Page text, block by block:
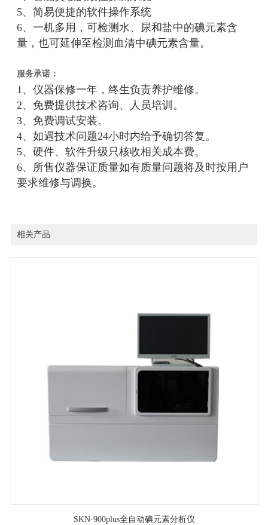
5、简易便捷的软件操作系统
6、一机多用，可检测水、尿和盐中的碘元素含
量，也可延伸至检测血清中碘元素含量。
服务承诺：
1、仪器保修一年，终生负责养护维修。
2、免费提供技术咨询、人员培训。
3、免费调试安装。
4、如遇技术问题24小时内给予确切答复。
5、硬件、软件升级只核收相关成本费。
6、所售仪器保证质量如有质量问题将及时按用户
要求维修与调换。
相关产品
SKN-900plus全自动碘元素分析仪